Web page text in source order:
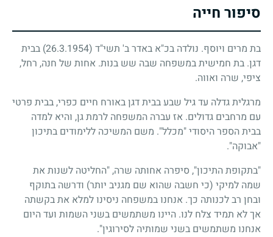
סיפור חייה
בת מרים ויוסף. נולדה בכ"א באדר ב' תשי"ד (26.3.1954)
בבית
דגן. בת חמישית במשפחה שבה שש בנות. אחות של חנה, רחל,
ציפי, שרה ואווה.
מרגלית גדלה עד גיל שבע בבית דגן באורח חיים כפרי, בבית פרטי
עם מרחבים גדולים. אז עברה המשפחה לרמת גן, והיא למדה
בבית הספר היסודי "מכלל". משם המשיכה ללימודים בתיכון
"אבוקה".
"בתקופת התיכון", סיפרה אחותה שרה, "החליטה לשנות את
שמה למיקי (כי חשבה שהוא שם מגניב יותר) ודרשה בתוקף
ובחן רב לכנותה כך. אנחנו במשפחה ניסינו למלא את בקשתה
אך לא תמיד צלח לנו. היינו משתמשים בשני השמות ועד היום
אנחנו משתמשים בשני שמותיה לסירוגין".